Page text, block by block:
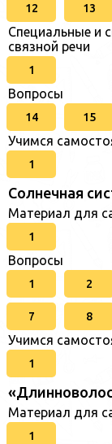
12 13
Специальные и
связной речи
1
Вопросы
14 15
Учимся
1
Солнечная
Материал для
1
Вопросы
1 2
7 8
Учимся
1
Материал для
1